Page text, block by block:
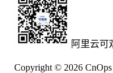
阿里云可
Copyright © 2026